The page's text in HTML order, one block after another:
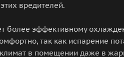
вредителей.
более эффективному
так как испарение
в помещении даже в